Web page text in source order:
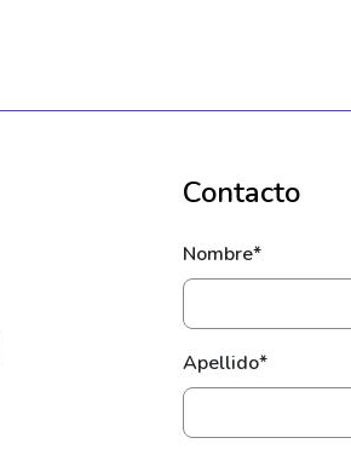
Contacto
Nombre*
Apellido*